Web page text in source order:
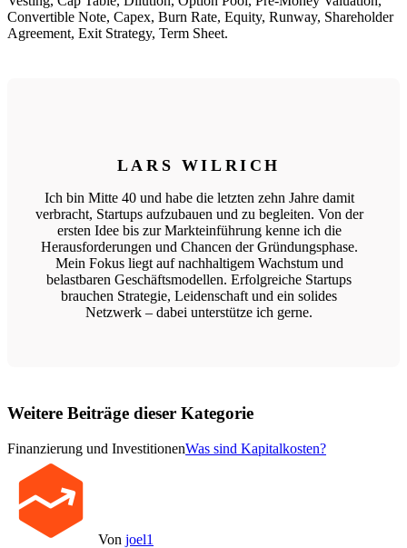
Convertible Note, Capex, Burn Rate, Equity, Runway, Shareholder
Agreement, Exit Strategy, Term Sheet.
LARS WILRICH
Ich bin Mitte 40 und habe die letzten zehn Jahre damit
verbracht, Startups aufzubauen und zu begleiten. Von der
ersten Idee bis zur Markteinführung kenne ich die
Herausforderungen und Chancen der Gründungsphase.
Mein Fokus liegt auf nachhaltigem Wachstum und
belastbaren Geschäftsmodellen. Erfolgreiche Startups
brauchen Strategie, Leidenschaft und ein solides
Netzwerk – dabei unterstütze ich gerne.
Weitere Beiträge dieser Kategorie
Finanzierung und InvestitionenWas sind Kapitalkosten?
Von joel1